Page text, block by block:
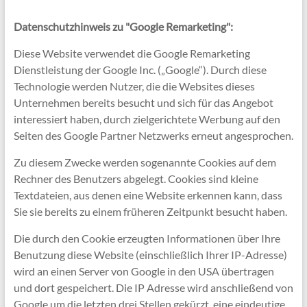
Datenschutzhinweis zu "Google Remarketing":
Diese Website verwendet die Google Remarketing
Dienstleistung der Google Inc. („Google“). Durch diese
Technologie werden Nutzer, die die Websites dieses
Unternehmen bereits besucht und sich für das Angebot
interessiert haben, durch zielgerichtete Werbung auf den
Seiten des Google Partner Netzwerks erneut angesprochen.
Zu diesem Zwecke werden sogenannte Cookies auf dem
Rechner des Benutzers abgelegt. Cookies sind kleine
Textdateien, aus denen eine Website erkennen kann, dass
Sie sie bereits zu einem früheren Zeitpunkt besucht haben.
Die durch den Cookie erzeugten Informationen über Ihre
Benutzung diese Website (einschließlich Ihrer IP-Adresse)
wird an einen Server von Google in den USA übertragen
und dort gespeichert. Die IP Adresse wird anschließend von
Google um die letzten drei Stellen gekürzt, eine eindeutige